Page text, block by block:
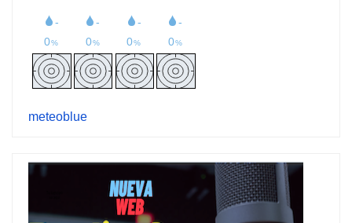
meteoblue